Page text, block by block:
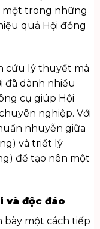
một trong những
quả Hội đồng
cứu lý thuyết mà
đã dành nhiều
cụ giúp Hội
nghiệp. Với
nhuyễn giữa
và triết lý
để tạo nên một
và độc đáo
bày một cách tiếp